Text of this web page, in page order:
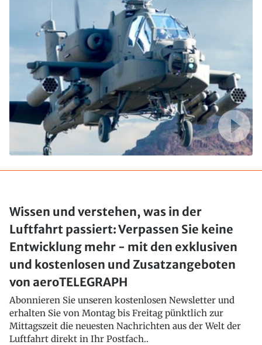
Wissen und verstehen, was in der
Luftfahrt passiert: Verpassen Sie keine
Entwicklung mehr - mit den exklusiven
und kostenlosen und Zusatzangeboten
von aeroTELEGRAPH
Abonnieren Sie unseren kostenlosen Newsletter und
erhalten Sie von Montag bis Freitag pünktlich zur
Mittagszeit die neuesten Nachrichten aus der Welt der
Luftfahrt direkt in Ihr Postfach..